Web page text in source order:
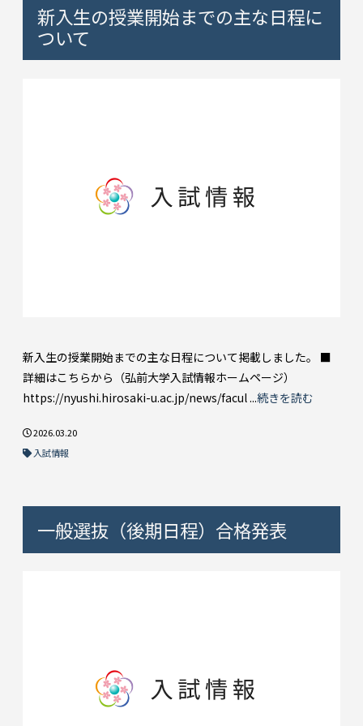
新入生の授業開始までの主な日程に
ついて
新入生の授業開始までの主な日程について掲載しました。 ■
詳細はこちらから（弘前大学入試情報ホームページ）
https://nyushi.hirosaki-u.ac.jp/news/facul ...続きを読む
2026.03.20
入試情報
一般選抜（後期日程）合格発表